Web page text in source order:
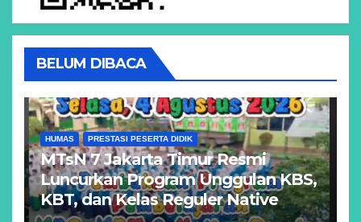
BELUM DIBACA
HUMAS PRESTASI PESERTA DIDIK
MTsN 7 Jakarta Timur Resmi
Luncurkan Program Unggulan KBS,
KBT, dan Kelas Reguler Native